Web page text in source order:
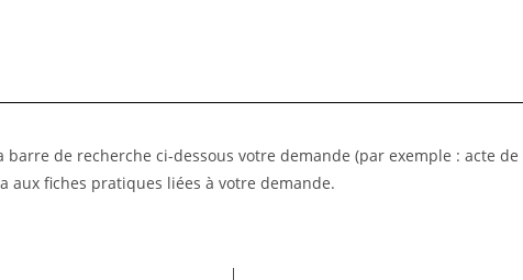
de recherche ci-dessous votre demande (par exemple : acte de
aux fiches pratiques liées à votre demande.